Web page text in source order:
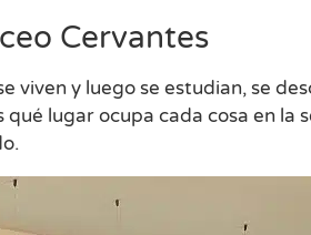
Cervantes
viven y luego se estudian, se
lugar ocupa cada cosa en la